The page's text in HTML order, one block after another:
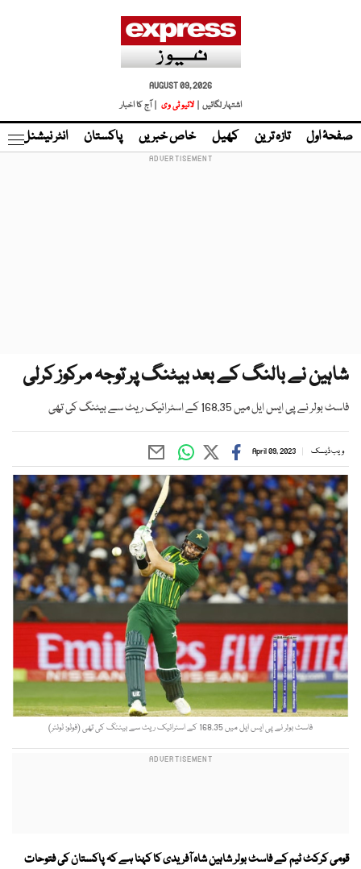
AUGUST 09, 2026
اشتہار لگائیں |
لائیو ٹی وی | آج کا اخبار
صفحۂ اول تازہ ترین کھیل خاص خبریں پاکستان انٹر نیشنل
شاہین نے بالنگ کے بعد بیٹنگ پر توجہ مرکوز کرلی
فاسٹ بولر نے پی ایس ایل میں 168.35 کے اسٹرائیک ریٹ سے بیٹنگ کی تھی
ویب ڈیسک April 09, 2023
فاسٹ بولر نے پی ایس ایل میں 168.35 کے اسٹرائیک ریٹ سے بیٹنگ کی تھی (فوٹو: ٹوئٹر)
قومی کرکٹ ٹیم کے فاسٹ بولر شاہین شاہ آفریدی کا کہنا ہے کہ پاکستان کی فتوحات